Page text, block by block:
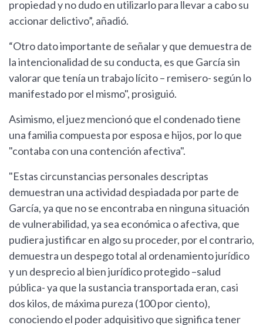
propiedad y no dudo en utilizarlo para llevar a cabo su
accionar delictivo”, añadió.
“Otro dato importante de señalar y que demuestra de
la intencionalidad de su conducta, es que García sin
valorar que tenía un trabajo lícito – remisero- según lo
manifestado por el mismo", prosiguió.
Asimismo, el juez mencionó que el condenado tiene
una familia compuesta por esposa e hijos, por lo que
"contaba con una contención afectiva".
"Estas circunstancias personales descriptas
demuestran una actividad despiadada por parte de
García, ya que no se encontraba en ninguna situación
de vulnerabilidad, ya sea económica o afectiva, que
pudiera justificar en algo su proceder, por el contrario,
demuestra un despego total al ordenamiento jurídico
y un desprecio al bien jurídico protegido –salud
pública- ya que la sustancia transportada eran, casi
dos kilos, de máxima pureza (100 por ciento),
conociendo el poder adquisitivo que significa tener